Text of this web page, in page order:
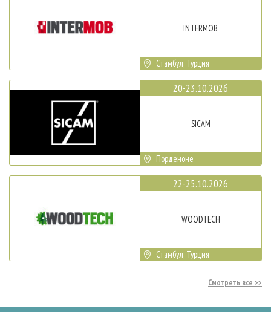
INTERMOB
Стамбул, Турция
20-23.10.2026
SICAM
Порденоне
22-25.10.2026
WOODTECH
Стамбул, Турция
Смотреть все